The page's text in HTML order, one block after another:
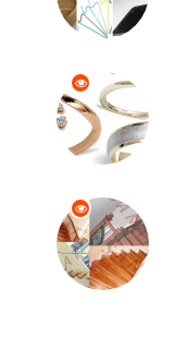
Maden ve
Plastik
Bebek Giyim